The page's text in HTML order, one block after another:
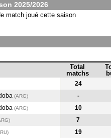
2025/2026
match joué cette saison
Total
matchs
24
(ARG) -
(ARG) 10
) 7
) 19